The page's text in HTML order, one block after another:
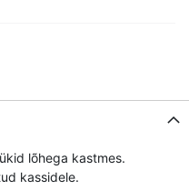
lõhega kastmes.
kassidele.